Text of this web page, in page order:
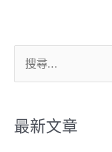
尋
鍵
最新文章